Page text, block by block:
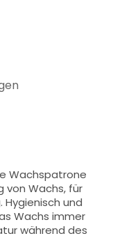
Wachspatrone
von Wachs, für
Hygienisch und
Wachs immer
während des